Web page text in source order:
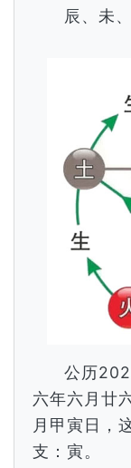
辰、未
公历
六年六月廿
月甲寅日，
支：寅。